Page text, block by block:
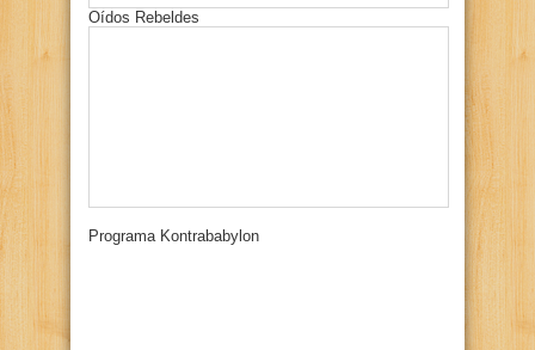
Oídos Rebeldes
Programa Kontrababylon